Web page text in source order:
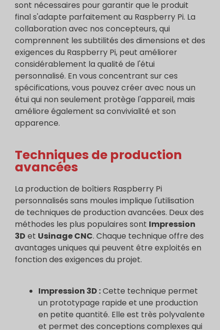
sont nécessaires pour garantir que le produit
final s'adapte parfaitement au Raspberry Pi. La
collaboration avec nos concepteurs, qui
comprennent les subtilités des dimensions et des
exigences du Raspberry Pi, peut améliorer
considérablement la qualité de l'étui
personnalisé. En vous concentrant sur ces
spécifications, vous pouvez créer avec nous un
étui qui non seulement protège l'appareil, mais
améliore également sa convivialité et son
apparence.
Techniques de production
avancées
La production de boîtiers Raspberry Pi
personnalisés sans moules implique l'utilisation
de techniques de production avancées. Deux des
méthodes les plus populaires sont Impression
3D et Usinage CNC. Chaque technique offre des
avantages uniques qui peuvent être exploités en
fonction des exigences du projet.
Impression 3D :Cette technique permet
un prototypage rapide et une production
en petite quantité. Elle est très polyvalente
et permet des conceptions complexes qui